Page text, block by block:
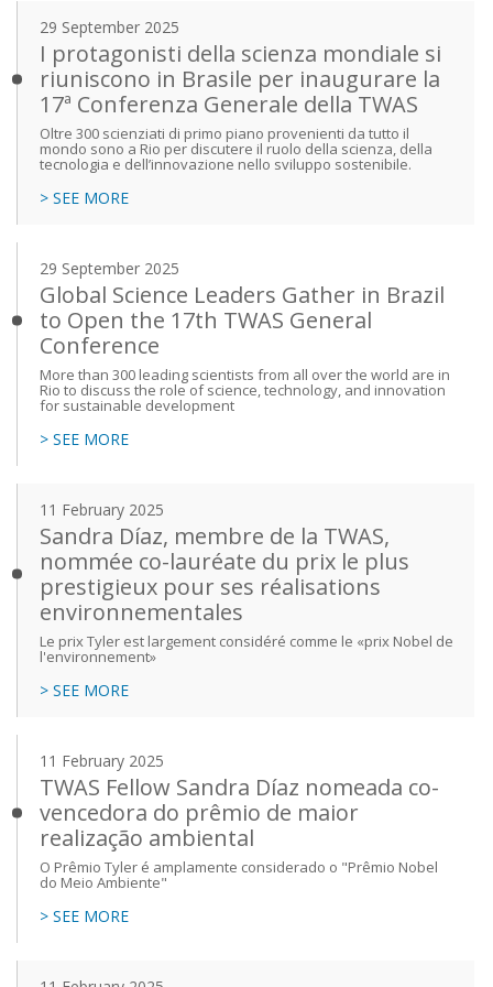
29 September 2025
I protagonisti della scienza mondiale si
riuniscono in Brasile per inaugurare la
17ª Conferenza Generale della TWAS
Oltre 300 scienziati di primo piano provenienti da tutto il
mondo sono a Rio per discutere il ruolo della scienza, della
tecnologia e dell’innovazione nello sviluppo sostenibile.
> SEE MORE
29 September 2025
Global Science Leaders Gather in Brazil
to Open the 17th TWAS General
Conference
More than 300 leading scientists from all over the world are in
Rio to discuss the role of science, technology, and innovation
for sustainable development
> SEE MORE
11 February 2025
Sandra Díaz, membre de la TWAS,
nommée co-lauréate du prix le plus
prestigieux pour ses réalisations
environnementales
Le prix Tyler est largement considéré comme le «prix Nobel de
l'environnement»
> SEE MORE
11 February 2025
TWAS Fellow Sandra Díaz nomeada co-
vencedora do prêmio de maior
realização ambiental
O Prêmio Tyler é amplamente considerado o "Prêmio Nobel
do Meio Ambiente"
> SEE MORE